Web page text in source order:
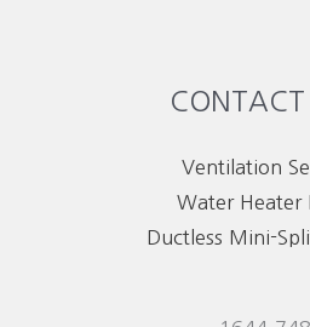
CONTACT
Ventilation
Water Heater
Ductless Mini-